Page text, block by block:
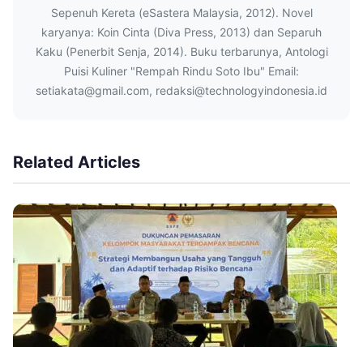
Sepenuh Kereta (eSastera Malaysia, 2012). Novel
karyanya: Koin Cinta (Diva Press, 2013) dan Separuh
Kaku (Penerbit Senja, 2014). Buku terbarunya, Antologi
Puisi Kuliner "Rempah Rindu Soto Ibu" Email:
setiakata@gmail.com, redaksi@technologyindonesia.id
Related Articles